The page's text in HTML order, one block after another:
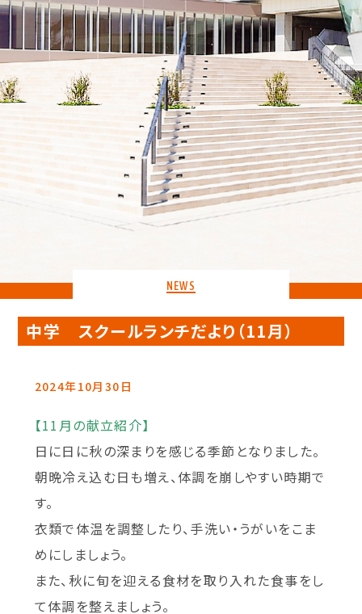
NEWS
中学 スクールランチだより（11月）
2024年10月30日
【11月の献立紹介】
日に日に秋の深まりを感じる季節となりました。
朝晩冷え込む日も増え、体調を崩しやすい時期で
す。
衣類で体温を調整したり、手洗い・うがいをこま
めにしましょう。
また、秋に旬を迎える食材を取り入れた食事をし
て体調を整えましょう。